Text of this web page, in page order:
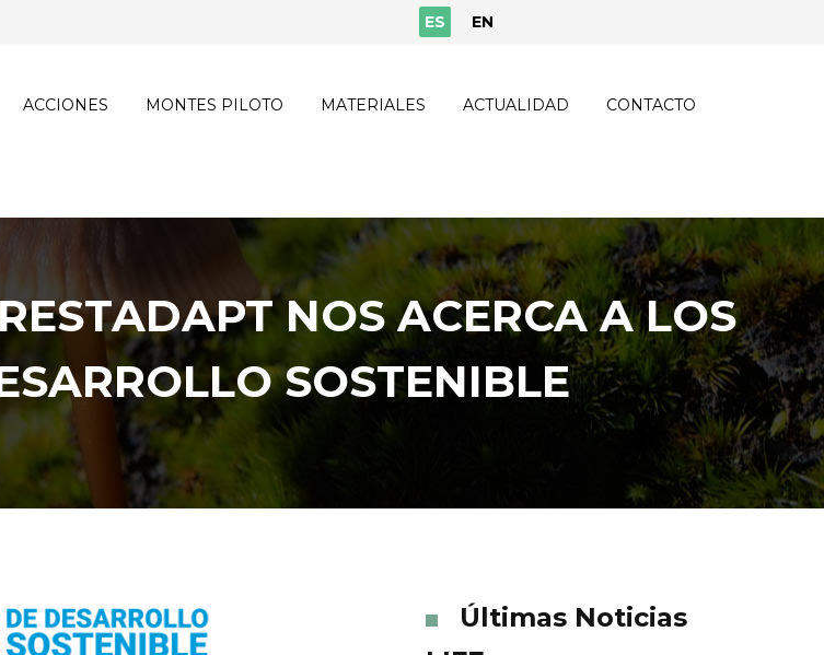
ES EN
ACCIONES MONTES PILOTO MATERIALES ACTUALIDAD CONTACTO
NOS ACERCA A LOS
SOSTENIBLE
Últimas Noticias